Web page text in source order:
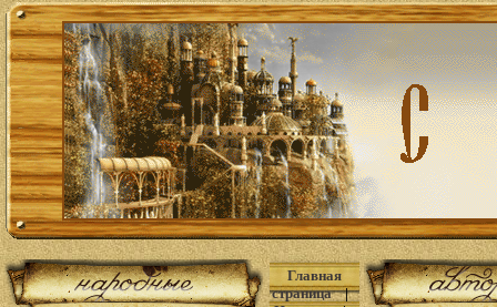
Главная
страница|